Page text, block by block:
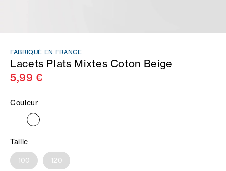
FABRIQUÉ EN FRANCE
Lacets Plats Mixtes Coton Beige
5,99 €
Couleur
Taille
100 120